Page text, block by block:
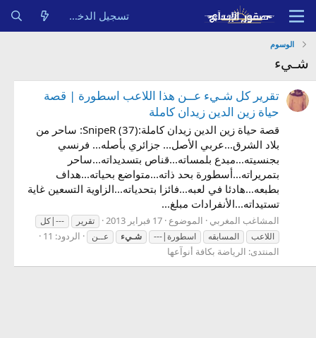
تسجيل الدخول
الوسوم
شـيء
تقرير كل شـيء عــن هذا اللاعب اسطورة | قصة
حياة زين الدين زيدان كاملة
قصة حياة زين الدين زيدان كاملة:SnipeR (37): ساحر من
بلاد الشرق...عربي الأصل... جزائري بأصله... فرنسي
بجنسيته...مبدع بلمساته...قناص بتسديداته...ساحر
بتمريراته...أسطورة بحد ذاته...متواضع بحياته...هداف
بطبعه...هادئا في لعبه...فائزا بتحدياته...الزاوية التسعين غاية
تستيداته...الأنفرادات مبلغ...
المشاغب المغربي الموضوع 17 فبراير 2013 تقرير
---|كل
اللاعب
المسابقه اسطورة|--- شـيء عــن
الردود: 11
المنتدى: الرياضة بكافة أنوآعها